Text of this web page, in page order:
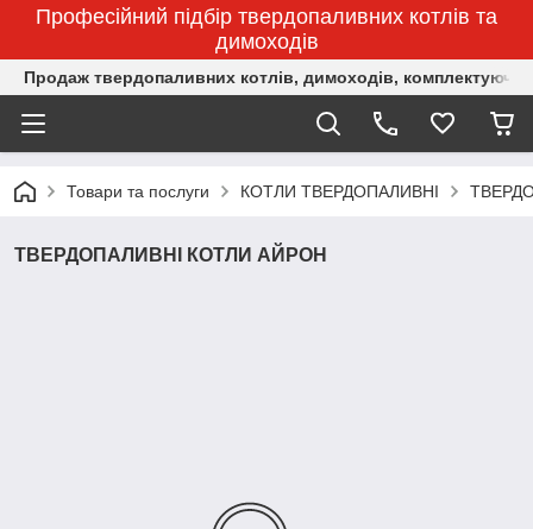
Професійний підбір твердопаливних котлів та
димоходів
Продаж твердопаливних котлів, димоходів,
Товари та послуги КОТЛИ ТВЕРДОПАЛИВНІ
ТВЕРДОПАЛИВНІ КОТЛИ АЙРОН